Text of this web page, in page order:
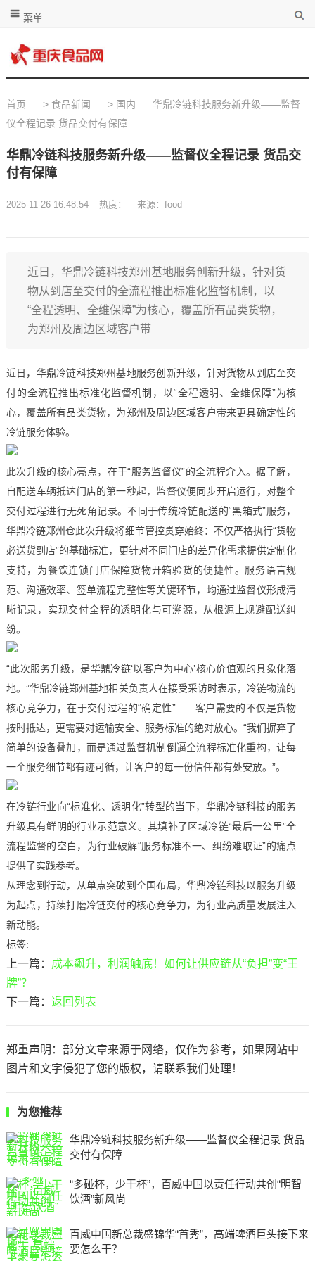
菜单
首页 > 食品新闻 > 国内
华鼎冷链科技服务新升级——监督
仪全程记录 货品交付有保障
华鼎冷链科技服务新升级——监督仪全程记录 货品交
付有保障
2025-11-26 16:48:54 热度： 来源：food
近日，华鼎冷链科技郑州基地服务创新升级，针对货
物从到店至交付的全流程推出标准化监督机制，以
“全程透明、全维保障”为核心，覆盖所有品类货物，
为郑州及周边区域客户带
近日，华鼎冷链科技郑州基地服务创新升级，针对货物从到店至交
付的全流程推出标准化监督机制，以“全程透明、全维保障”为核
心，覆盖所有品类货物，为郑州及周边区域客户带来更具确定性的
冷链服务体验。
此次升级的核心亮点，在于“服务监督仪”的全流程介入。据了解，
自配送车辆抵达门店的第一秒起，监督仪便同步开启运行，对整个
交付过程进行无死角记录。不同于传统冷链配送的“黑箱式”服务，
华鼎冷链郑州仓此次升级将细节管控贯穿始终：不仅严格执行“货物
必送货到店”的基础标准，更针对不同门店的差异化需求提供定制化
支持，为餐饮连锁门店保障货物开箱验货的便捷性。服务语言规
范、沟通效率、签单流程完整性等关键环节，均通过监督仪形成清
晰记录，实现交付全程的透明化与可溯源，从根源上规避配送纠
纷。
“此次服务升级，是华鼎冷链‘以客户为中心’核心价值观的具象化落
地。”华鼎冷链郑州基地相关负责人在接受采访时表示，冷链物流的
核心竞争力，在于交付过程的“确定性”——客户需要的不仅是货物
按时抵达，更需要对运输安全、服务标准的绝对放心。“我们摒弃了
简单的设备叠加，而是通过监督机制倒逼全流程标准化重构，让每
一个服务细节都有迹可循，让客户的每一份信任都有处安放。”。
在冷链行业向“标准化、透明化”转型的当下，华鼎冷链科技的服务
升级具有鲜明的行业示范意义。其填补了区域冷链“最后一公里”全
流程监督的空白，为行业破解“服务标准不一、纠纷难取证”的痛点
提供了实践参考。
从理念到行动，从单点突破到全国布局，华鼎冷链科技以服务升级
为起点，持续打磨冷链交付的核心竞争力，为行业高质量发展注入
新动能。
标签:
上一篇： 成本飙升，利润触底！如何让供应链从“负担”变“王
牌”？
下一篇： 返回列表
郑重声明：部分文章来源于网络，仅作为参考，如果网站中
图片和文字侵犯了您的版权，请联系我们处理！
为您推荐
华鼎冷链科技服务新升级——监督仪全程记录 货品
交付有保障
“多碰杯，少干杯”，百威中国以责任行动共创“明智
饮酒”新风尚
百威中国新总裁盛锦华“首秀”，高端啤酒巨头接下来
要怎么干？